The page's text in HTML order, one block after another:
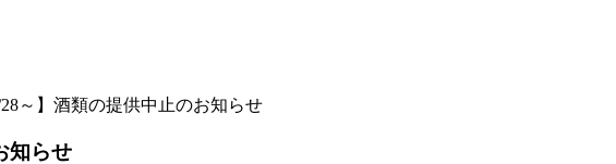
28～】酒類の提供中止のお知らせ
知らせ